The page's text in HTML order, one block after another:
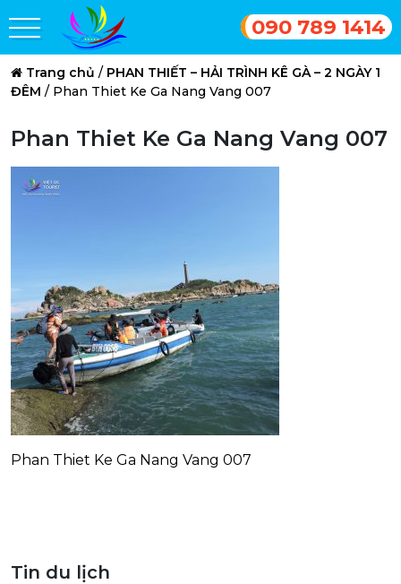
090 789 1414
Trang chủ / PHAN THIẾT – HẢI TRÌNH KÊ GÀ – 2 NGÀY 1
ĐÊM / Phan Thiet Ke Ga Nang Vang 007
Phan Thiet Ke Ga Nang Vang 007
Phan Thiet Ke Ga Nang Vang 007
Tin du lịch